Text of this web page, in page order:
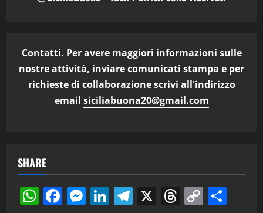
Contatti. Per avere maggiori informazioni sulle
nostre attività, inviare comunicati stampa e per
richieste di collaborazione scrivi all'indirizzo
email siciliabuona20@gmail.com
SHARE
WhatsApp
Facebook
Messenger
LinkedIn
Telegram
X Threads
Copy